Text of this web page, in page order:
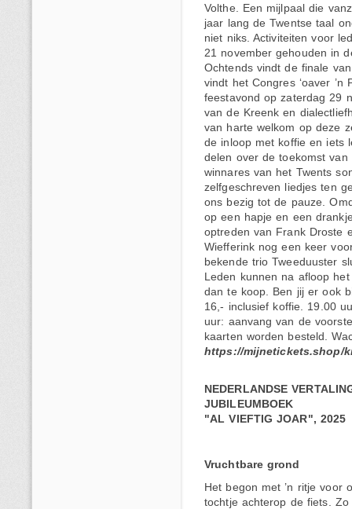
Volthe. Een mijlpaal die
jaar lang de Twentse taal
niet niks. Activiteiten voor
21 november gehouden in
Ochtends vindt de finale
vindt het Congres ‘oaver ’n
feestavond op zaterdag 29
van de Kreenk en
van harte welkom op deze
de inloop met koffie en iets
delen over de toekomst
winnares van het Twents
zelfgeschreven liedjes ten
ons bezig tot de pauze.
op een hapje en een
optreden van Frank Droste
Wiefferink nog een keer
bekende trio Tweeduuster
Leden kunnen na afloop
dan te koop. Ben jij er ook
16,- inclusief koffie. 19.00
uur: aanvang van de
kaarten worden besteld.
https://mijnetickets.shop/
NEDERLANDSE
JUBILEUMBOEK
"AL VIEFTIG JOAR", 2025
Vruchtbare grond
Het begon met ’n ritje voor
tochtje achterop de fiets.